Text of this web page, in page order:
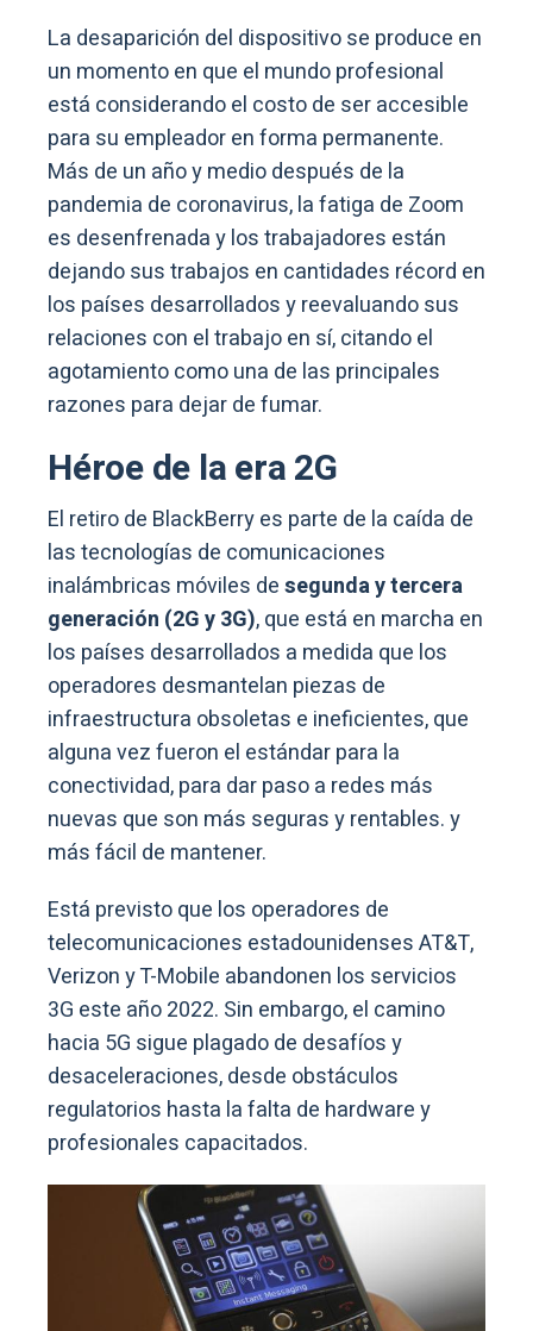
La desaparición del dispositivo se produce en
un momento en que el mundo profesional
está considerando el costo de ser accesible
para su empleador en forma permanente.
Más de un año y medio después de la
pandemia de coronavirus, la fatiga de Zoom
es desenfrenada y los trabajadores están
dejando sus trabajos en cantidades récord en
los países desarrollados y reevaluando sus
relaciones con el trabajo en sí, citando el
agotamiento como una de las principales
razones para dejar de fumar.
Héroe de la era 2G
El retiro de BlackBerry es parte de la caída de
las tecnologías de comunicaciones
inalámbricas móviles desegunda y tercera
generación (2G y 3G), que está en marcha en
los países desarrollados a medida que los
operadores desmantelan piezas de
infraestructura obsoletas e ineficientes, que
alguna vez fueron el estándar para la
conectividad, para dar paso a redes más
nuevas que son más seguras y rentables. y
más fácil de mantener.
Está previsto que los operadores de
telecomunicaciones estadounidenses AT&T,
Verizon y T-Mobile abandonen los servicios
3G este año 2022. Sin embargo, el camino
hacia 5G sigue plagado de desafíos y
desaceleraciones, desde obstáculos
regulatorios hasta la falta de hardware y
profesionales capacitados.